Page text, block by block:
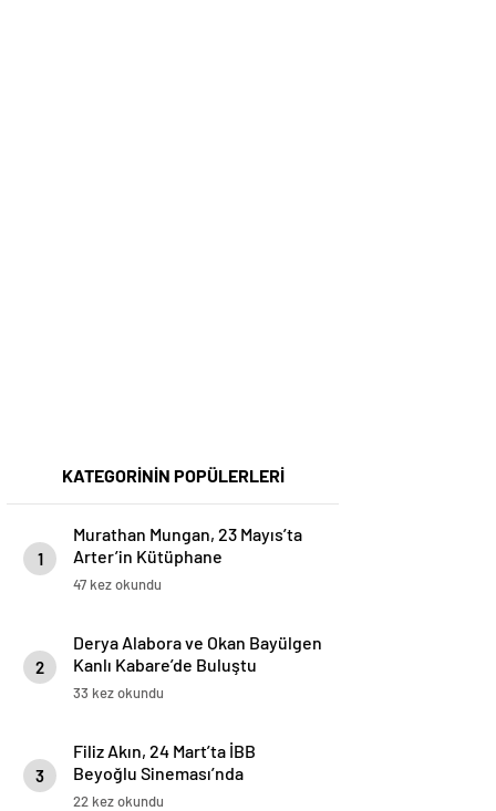
KATEGORİNİN POPÜLERLERİ
1
Murathan Mungan, 23 Mayıs’ta
Arter’in Kütüphane
Söyleşileri’ne Konuk Oluyor!
47 kez okundu
2
Derya Alabora ve Okan Bayülgen
Kanlı Kabare’de Buluştu
33 kez okundu
3
Filiz Akın, 24 Mart’ta İBB
Beyoğlu Sineması’nda
Düzenlenen Özel Bir Programla
22 kez okundu